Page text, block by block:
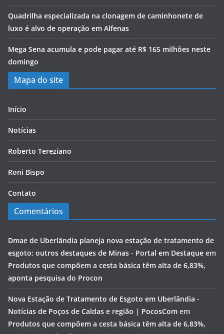
Quadrilha especializada na clonagem de caminhonete de
luxo é alvo de operação em Alfenas
Mega Sena acumula e pode pagar até R$ 165 milhões neste
domingo
Mapa do site
Início
Notícias
Roberto Tereziano
Roni Bispo
Contato
Comentários
Dmae de Uberlândia planeja nova estação de tratamento de
esgoto; outros destaques de Minas - Portal em Destaque em
Produtos que compõem a cesta básica têm alta de 6,83%,
aponta pesquisa do Procon
Nova Estação de Tratamento de Esgoto em Uberlândia -
Notícias de Poços de Caldas e região | PocosCom em
Produtos que compõem a cesta básica têm alta de 6,83%,